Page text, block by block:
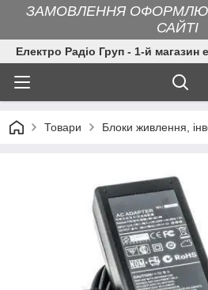
ЗАМОВЛЕННЯ
САЙТІ
Електро Радіо Груп - 1-й магазин
Товари Блоки живлення,